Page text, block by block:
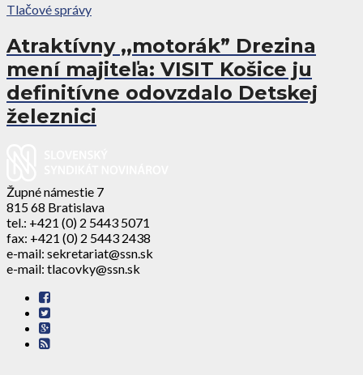
Tlačové správy
Atraktívny ,,motorák” Drezina
mení majiteľa: VISIT Košice ju
definitívne odovzdalo Detskej
železnici
Župné námestie 7
815 68 Bratislava
tel.: +421 (0) 2 5443 5071
fax: +421 (0) 2 5443 2438
e-mail: sekretariat@ssn.sk
e-mail: tlacovky@ssn.sk